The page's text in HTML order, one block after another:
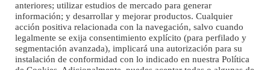
anteriores; utilizar estudios de mercado para generar
información; y desarrollar y mejorar productos. Cualquier
acción positiva relacionada con la navegación, salvo cuando
legalmente se exija consentimiento explícito (para perfilado y
segmentación avanzada), implicará una autorización para su
instalación de conformidad con lo indicado en nuestra Política